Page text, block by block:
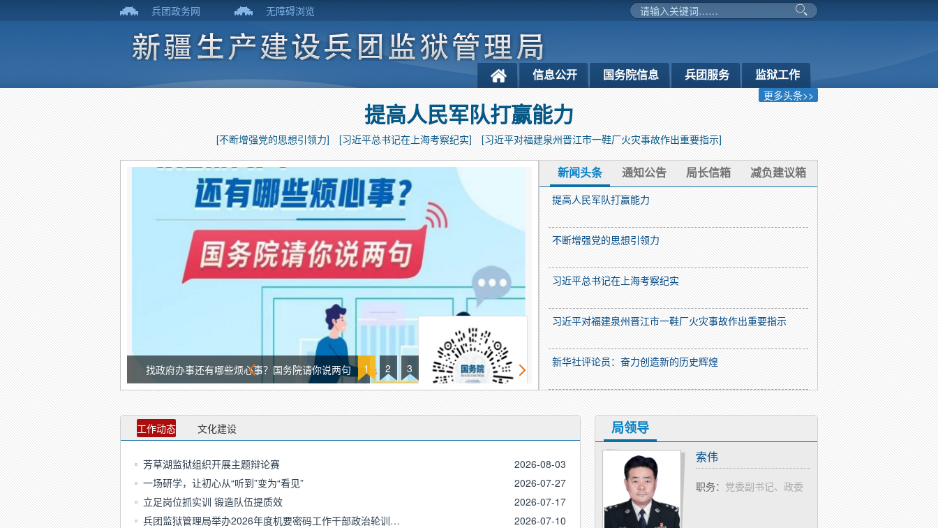
兵团政务网 无障碍浏览
信息公开 国务院信息 兵团服务 监狱工作
更多头条>>
提高人民军队打赢能力
[不断增强党的思想引领力] [习近平总书记在上海考察纪实] [习近平对福建泉州晋江市一鞋厂火灾事故作出重要指示]
找政府办事还有哪些烦心事？国务院请你说两句 教育整顿 | 参观廉政教育基地 筑牢拒腐防变堤坝
1 2 3
新闻头条 通知公告 局长信箱 减负建议箱
提高人民军队打赢能力
不断增强党的思想引领力
习近平总书记在上海考察纪实
习近平对福建泉州晋江市一鞋厂火灾事故作出重要指示
新华社评论员：奋力创造新的历史辉煌
工作动态 文化建设
2026-08-03
芳草湖监狱组织开展主题辩论赛
2026-07-27
一场研学，让初心从“听到”变为“看见”
2026-07-17
立足岗位抓实训 锻造队伍提质效
2026-07-10
兵团监狱管理局举办2026年度机要密码工作干部政治轮训…
局领导
职务：党委委员、政治部
索伟
职务： 党委副书记、政委
丁忠臣
职务：
长、一